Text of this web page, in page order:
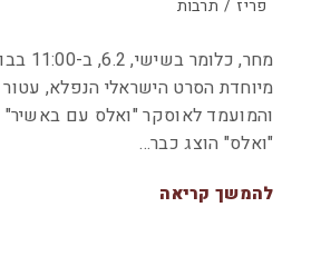
פריז / תרבות
מחר,
מיוחדת הסרט הישראלי הנפלא,
והמועמד לאוסקר "ואלס עם באשיר"
"ואלס" הוצג כבר…
להמשך קריאה